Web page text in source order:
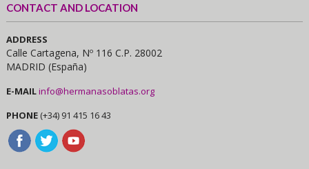
CONTACT AND LOCATION
ADDRESS
Calle Cartagena, Nº 116 C.P. 28002
MADRID (España)
E-MAILinfo@hermanasoblatas.org
PHONE (+34) 91 415 16 43